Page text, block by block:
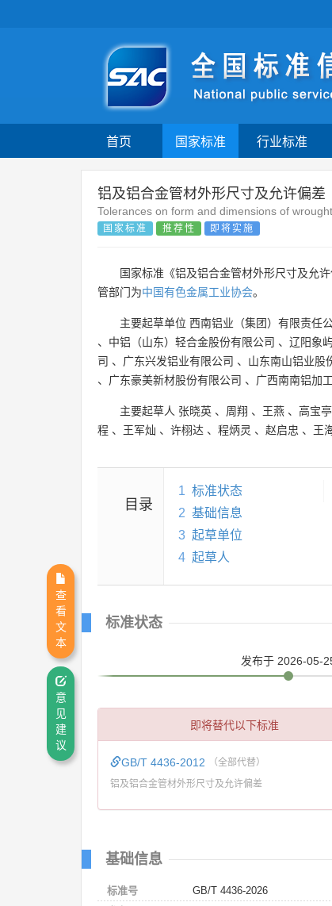
首页 国家标准 行业标准
铝及铝合金管材外形尺寸及允许偏差
Tolerances on form and dimensions of
国家标准 推荐性 即将实施
国家标准《铝及铝合金管材外形尺寸及允
管部门为中国有色金属工业协会。
主要起草单位 西南铝业（集团）有限责任
、 中铝（山东）轻合金股份有限公司 、 辽阳象
司 、 广东兴发铝业有限公司 、 山东南山铝业股
、 广东豪美新材股份有限公司 、 广西南南铝加
主要起草人 张晓英 、 周翔 、 王燕 、 高宝亭
程 、 王军灿 、 许栩达 、 程炳灵 、 赵启忠 、 王
目录
1 标准状态
2 基础信息
3 起草单位
4 起草人
标准状态
发布于 2026-05-
即将替代以下标准
GB/T 4436-2012 （全部代替）
铝及铝合金管材外形尺寸及允许偏差
基础信息
标准号
GB/T 4436-2026
查
看
文
本
意
见
建
议